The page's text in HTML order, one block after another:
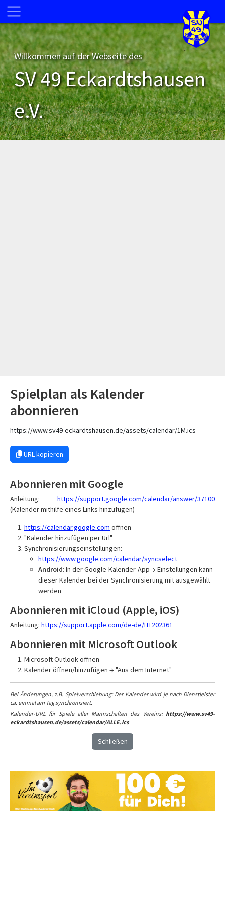
Willkommen auf der Webseite des
SV 49 Eckardtshausen
e.V.
Spielplan als Kalender
abonnieren
URL kopieren
Abonnieren mit Google
Anleitung: https://support.google.com/calendar/answer/37100
(Kalender mithilfe eines Links hinzufügen)
https://calendar.google.com öffnen
"Kalender hinzufügen per Url"
Synchronisierungseinstellungen:
https://www.google.com/calendar/syncselect
Android: In der Google-Kalender-App → Einstellungen kann
dieser Kalender bei der Synchronisierung mit ausgewählt
werden
Abonnieren mit iCloud (Apple, iOS)
Anleitung: https://support.apple.com/de-de/HT202361
Abonnieren mit Microsoft Outlook
Microsoft Outlook öffnen
Kalender öffnen/hinzufügen → "Aus dem Internet"
Bei Änderungen, z.B. Spielverschiebung: Der Kalender wird je nach Dienstleister
ca. einmal am Tag synchronisiert.
Kalender-URL für Spiele aller Mannschaften des Vereins: https://www.sv49-
eckardtshausen.de/assets/calendar/ALLE.ics
Schließen